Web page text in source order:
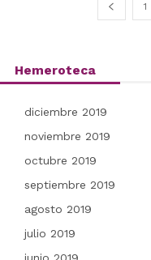
1
Hemeroteca
diciembre 2019
noviembre 2019
octubre 2019
septiembre 2019
agosto 2019
julio 2019